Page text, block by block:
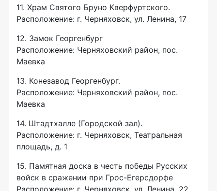
11. Храм Святого Бруно Кверфуртского.
Расположение: г. Черняховск, ул. Ленина, 17
12. Замок Георгенбург
Расположение: Черняховский район, пос.
Маевка
13. Конезавод Георгенбург.
Расположение: Черняховский район, пос.
Маевка
14. Штадтхалле (Городской зал).
Расположение: г. Черняховск, Театральная
площадь, д. 1
15. Памятная доска в честь победы Русских
войск в сражении при Грос-Егерсдорфе
Расположение: г. Черняховск, ул. Ленина, 22